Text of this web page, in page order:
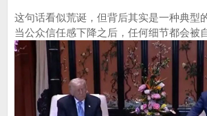
这句话看似荒诞，但背后其实是一种典
当公众信任感下降之后，任何细节都会被